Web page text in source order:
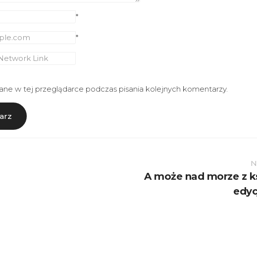
*
*
w tej przeglądarce podczas pisania kolejnych komentarzy.
A może nad morze z